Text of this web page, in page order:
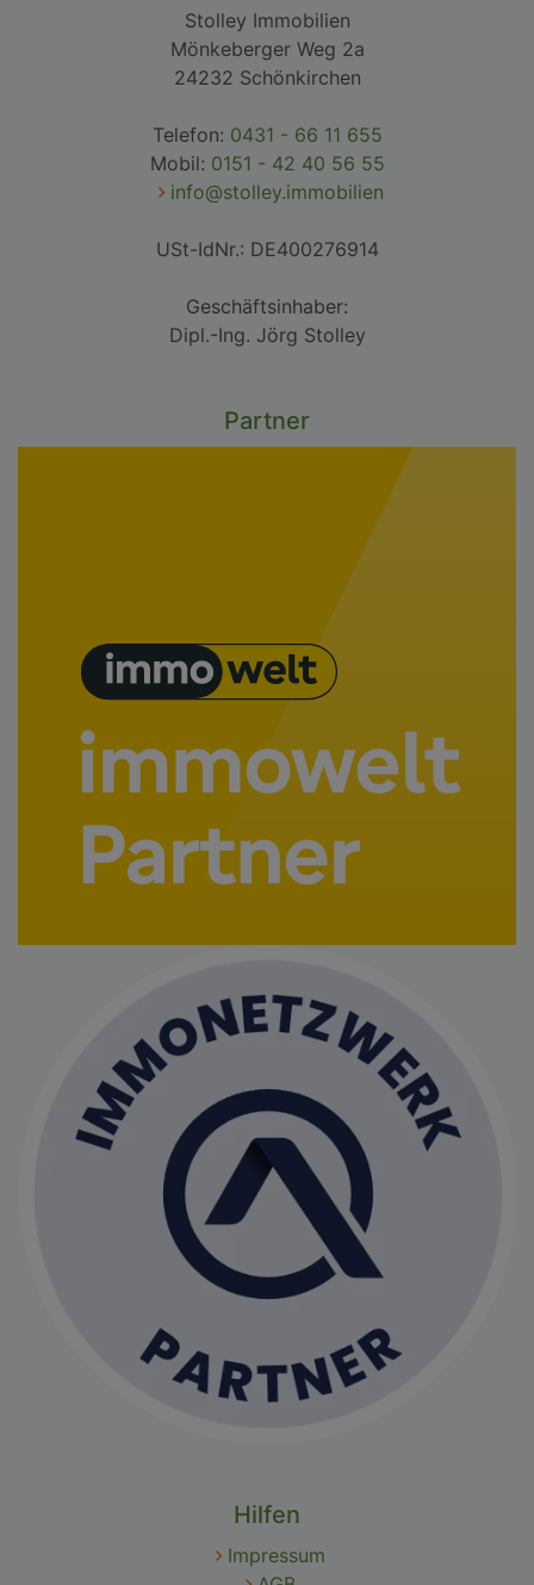
Stolley Immobilien
Mönkeberger Weg 2a
24232 Schönkirchen
Telefon: 0431 - 66 11 655
Mobil: 0151 - 42 40 56 55
info@stolley.immobilien
USt-IdNr.: DE400276914
Geschäftsinhaber:
Dipl.-Ing. Jörg Stolley
Partner
Hilfen
Impressum